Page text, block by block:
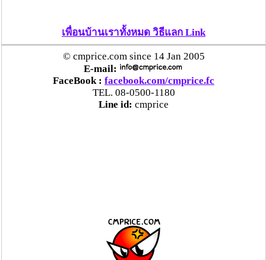
เพื่อนบ้านเราทั้งหมด วิธีแลก Link
© cmprice.com since 14 Jan 2005
E-mail:
FaceBook : facebook.com/cmprice.fc
TEL. 08-0500-1180
Line id: cmprice